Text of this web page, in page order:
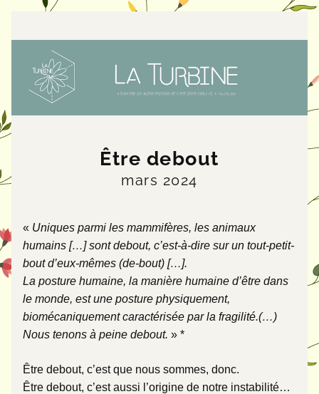
Être debout
mars 2024
« Uniques parmi les mammifères, les animaux
humains […] sont debout, c’est-à-dire sur un tout-petit-
bout d’eux-mêmes (de-bout) […].
La posture humaine, la manière humaine d’être dans
le monde, est une posture physiquement,
biomécaniquement caractérisée par la fragilité.(…)
Nous tenons à peine debout. » *
Être debout, c’est que nous sommes, donc.
Être debout, c’est aussi l’origine de notre instabilité…